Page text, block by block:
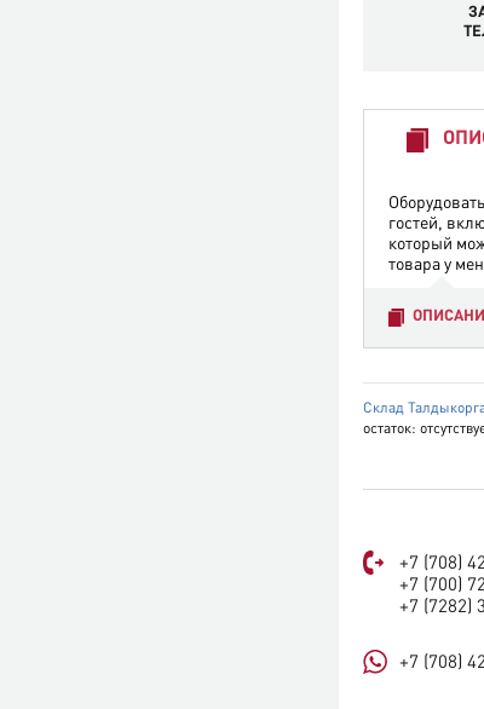
гостей,
который
товара у
Склад
остаток:
+7 (708)
+7 (700)
+7 (7282)
+7 (708)